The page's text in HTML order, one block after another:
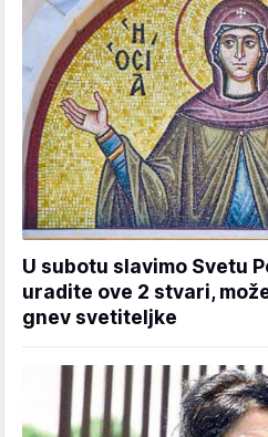
U subotu slavimo Svetu
uradite ove 2 stvari,
gnev svetiteljke